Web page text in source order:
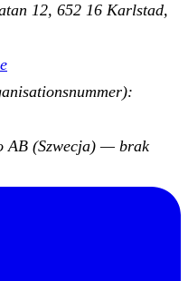
12, 652 16 Karlstad,
AB (Szwecja) — brak